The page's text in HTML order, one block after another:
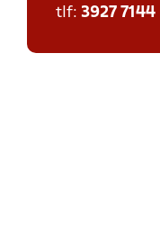
tlf: 3927 7144